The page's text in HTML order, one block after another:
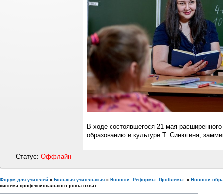
В ходе состоявшегося 21 мая
образованию и культуре Т. Синюгина,
Статус:Оффлайн
Форум для учителей » Большая учительская » Новости. Реформы. Проблемы. » Новости
система профессионального роста охват...